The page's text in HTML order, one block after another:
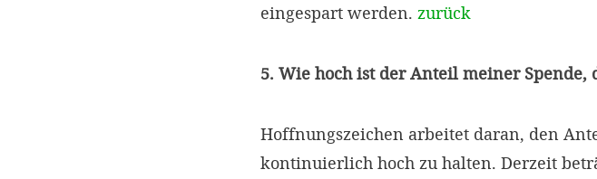
eingespart werden. zurück
5. Wie hoch ist der Anteil meiner Spende,
Hoffnungszeichen arbeitet daran, den
kontinuierlich hoch zu halten. Derzeit